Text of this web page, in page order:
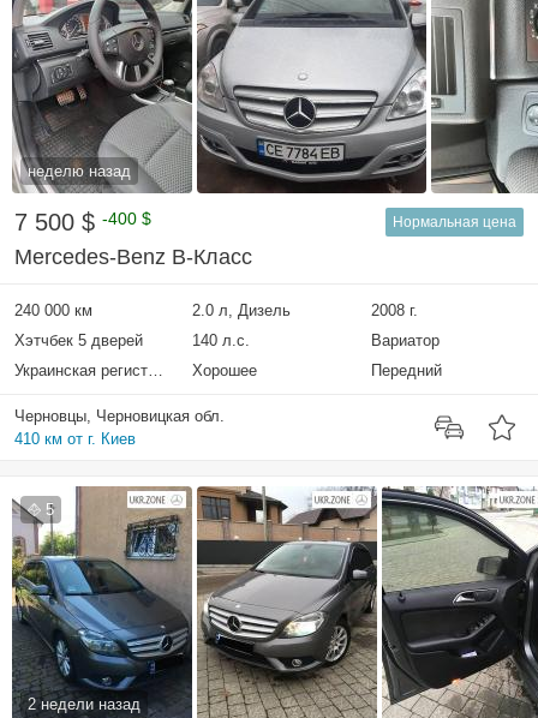
неделю назад
7 500 $ -400 $ Нормальная цена
Mercedes-Benz B-Класс
240 000 км 2.0 л, Дизель
2008 г.
Хэтчбек 5 дверей
140 л.с.
Вариатор
Украинская регистрация
Хорошее Передний
Черновцы, Черновицкая обл.
410 км от г. Киев
5
2 недели назад